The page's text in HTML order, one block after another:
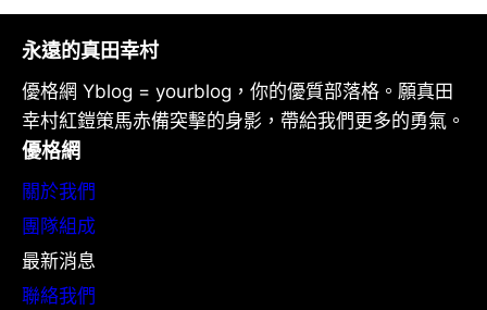
永遠的真田幸村
優格網 Yblog = yourblog，你的優質部落格。願真田
幸村紅鎧策馬赤備突擊的身影，帶給我們更多的勇氣。
優格網
關於我們
團隊組成
最新消息
聯絡我們